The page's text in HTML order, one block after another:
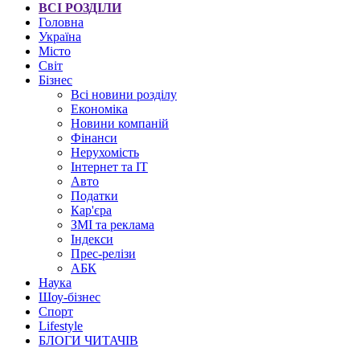
ВСІ РОЗДІЛИ
Головна
Україна
Місто
Світ
Бізнес
Всі новини розділу
Економіка
Новини компаній
Фінанси
Нерухомість
Інтернет та IT
Авто
Податки
Кар'єра
ЗМІ та реклама
Індекси
Прес-релізи
АБК
Наука
Шоу-бізнес
Спорт
Lifestyle
БЛОГИ ЧИТАЧІВ